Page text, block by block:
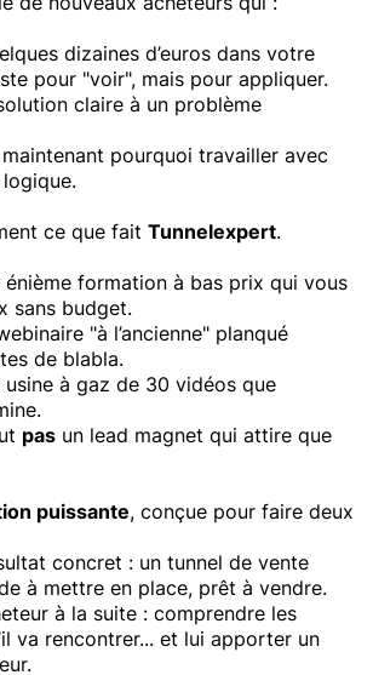
dizaines d’euros dans votre
pour "voir", mais pour appliquer.
claire à un problème
pourquoi travailler avec
ce que fait Tunnelexpert.
énième formation à bas prix qui vous
sans budget.
"à l’ancienne" planqué
de blabla.
usine à gaz de 30 vidéos que
pas un lead magnet qui attire que
puissante, conçue pour faire deux
concret : un tunnel de vente
à mettre en place, prêt à vendre.
à la suite : comprendre les
va rencontrer... et lui apporter un